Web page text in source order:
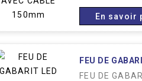
En savoir
FEU DE
FEU DE